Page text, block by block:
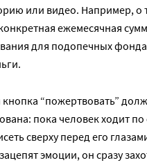
или видео. Например, о
ежемесячная
для подопечных
кнопка “пожертвовать”
пока человек ходит по
сверху перед его
эмоции, он сразу